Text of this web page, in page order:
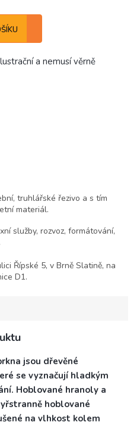
a nemusí věrně
truhlářské řezivo a s tím
materiál.
služby, rozvoz, formátování,
Řípské 5, v Brně Slatině, na
D1.
jsou dřevěné
se vyznačují hladkým
Hoblované hranoly a
hoblované
na vlhkost kolem